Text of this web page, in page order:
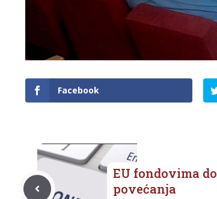
Facebook
EU fondovima do
povećanja